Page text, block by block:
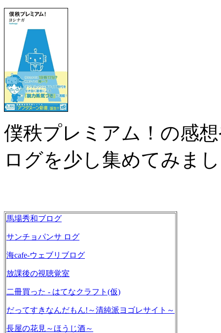
僕秩プレミアム！の感
ログを少し集めてみま
馬場秀和ブログ
サンチョパンサ ログ
海cafe-ウェブリブログ
放課後の視聴覚室
二冊買った - はてなクラフト(仮)
だってすきなんだもん!～清純派ヨゴレサイト～
長屋の花見～ほうじ酒～